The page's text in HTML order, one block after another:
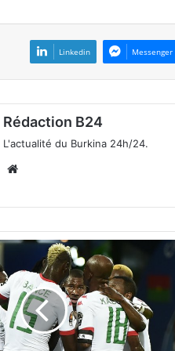
Linkedin Messenger
Rédaction B24
L'actualité du Burkina 24h/24.
te